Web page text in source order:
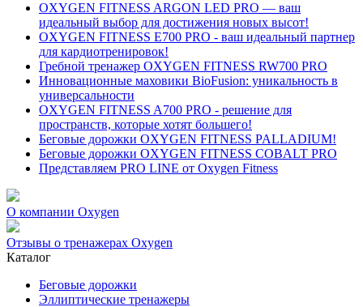
OXYGEN FITNESS ARGON LED PRO — ваш
идеальный выбор для достижения новых высот!
OXYGEN FITNESS E700 PRO - ваш идеальный партнер
для кардиотренировок!
Гребной тренажер OXYGEN FITNESS RW700 PRO
Инновационные маховики BioFusion: уникальность в
универсальности
OXYGEN FITNESS A700 PRO - решение для
пространств, которые хотят большего!
Беговые дорожки OXYGEN FITNESS PALLADIUM!
Беговые дорожки OXYGEN FITNESS COBALT PRO
Представляем PRO LINE от Oxygen Fitness
О компании Oxygen
Отзывы о тренажерах Oxygen
Каталог
Беговые дорожки
Эллиптические тренажеры